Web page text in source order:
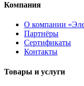
Компания
О компании
Партнёры
Сертификаты
Контакты
Товары и услуги